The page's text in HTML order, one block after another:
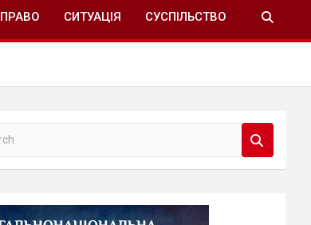
ПРАВО СИТУАЦІЯ СУСПІЛЬСТВО